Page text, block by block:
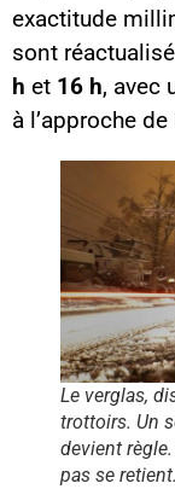
exactitude
sont
h et 16 h, avec
à l’approche de
Le verglas,
trottoirs. Un
devient
pas se